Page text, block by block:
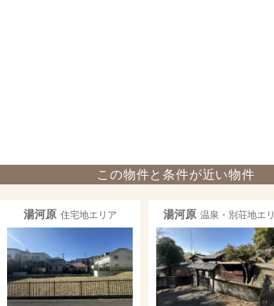
この物件と条件が近い物件
湯河原 住宅地エリア 湯河原 温泉・別荘地エリ